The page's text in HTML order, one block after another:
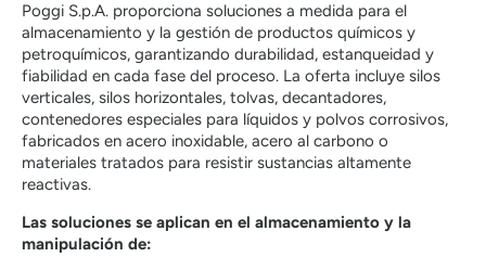
Poggi S.p.A. proporciona soluciones a medida para el
almacenamiento y la gestión de productos químicos y
petroquímicos, garantizando durabilidad, estanqueidad y
fiabilidad en cada fase del proceso. La oferta incluye silos
verticales, silos horizontales, tolvas, decantadores,
contenedores especiales para líquidos y polvos corrosivos,
fabricados en acero inoxidable, acero al carbono o
materiales tratados para resistir sustancias altamente
reactivas.
Las soluciones se aplican en el almacenamiento y la
manipulación de: